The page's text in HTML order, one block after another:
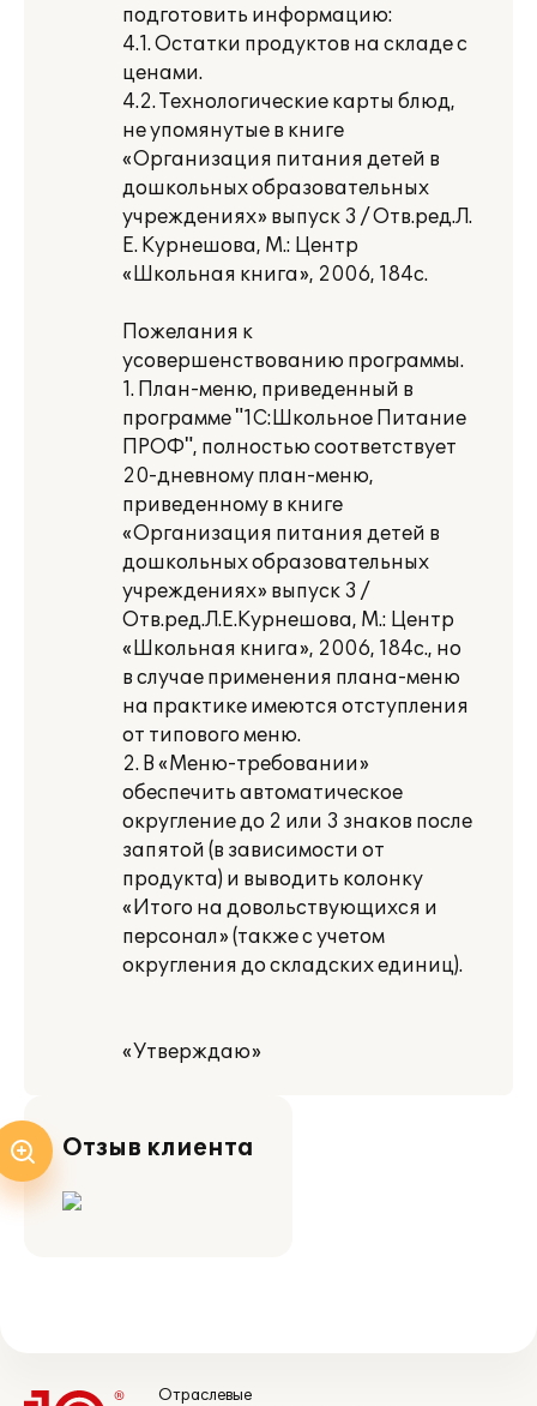
подготовить информацию:
4.1. Остатки продуктов на складе с
ценами.
4.2. Технологические карты блюд,
не упомянутые в книге
«Организация питания детей в
дошкольных образовательных
учреждениях» выпуск 3 / Отв.ред.Л.
Е. Курнешова, М.: Центр
«Школьная книга», 2006, 184с.
Пожелания к
усовершенствованию программы.
1. План-меню, приведенный в
программе "1С:Школьное Питание
ПРОФ", полностью соответствует
20-дневному план-меню,
приведенному в книге
«Организация питания детей в
дошкольных образовательных
учреждениях» выпуск 3 /
Отв.ред.Л.Е.Курнешова, М.: Центр
«Школьная книга», 2006, 184с., но
в случае применения плана-меню
на практике имеются отступления
от типового меню.
2. В «Меню-требовании»
обеспечить автоматическое
округление до 2 или 3 знаков после
запятой (в зависимости от
продукта) и выводить колонку
«Итого на довольствующихся и
персонал» (также с учетом
округления до складских единиц).
«Утверждаю»
Отзыв клиента
Отраслевые